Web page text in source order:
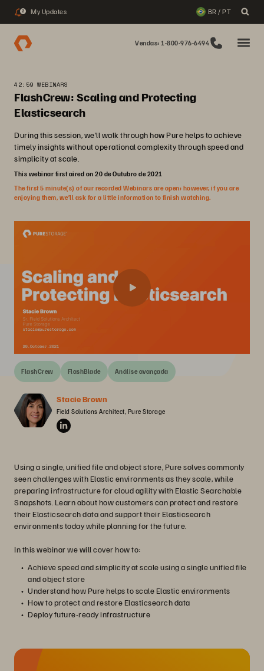
2 My Updates BR / PT
Vendas: 1-800-976-6494
42:59 WEBINARS
FlashCrew: Scaling and Protecting
Elasticsearch
During this session, we'll walk through how Pure helps to achieve
timely insights without operational complexity through speed and
simplicity at scale.
This webinar first aired on 20 de Outubro de 2021
The first 5 minute(s) of our recorded Webinars are open; however, if you are
enjoying them, we’ll ask for a little information to finish watching.
FlashCrew FlashBlade Análise avançada
Stacie Brown
Field Solutions Architect, Pure Storage
Using a single, unified file and object store, Pure solves commonly
seen challenges with Elastic environments as they scale, while
preparing infrastructure for cloud agility with Elastic Searchable
Snapshots. Learn about how customers can protect and restore
their Elasticsearch data and support their Elasticsearch
environments today while planning for the future.
In this webinar we will cover how to:
Achieve speed and simplicity at scale using a single unified file
and object store
Understand how Pure helps to scale Elastic environments
How to protect and restore Elasticsearch data
Deploy future-ready infrastructure